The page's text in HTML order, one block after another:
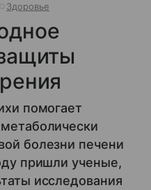
Здоровье
помогает
болезни печени
пришли ученые,
исследования